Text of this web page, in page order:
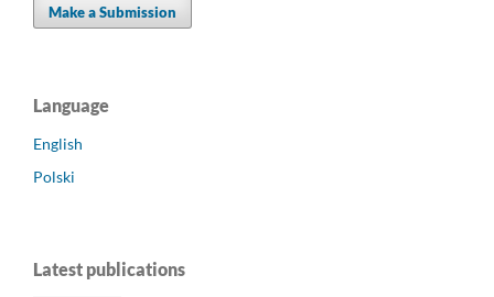
Make a Submission
Language
English
Polski
Latest publications